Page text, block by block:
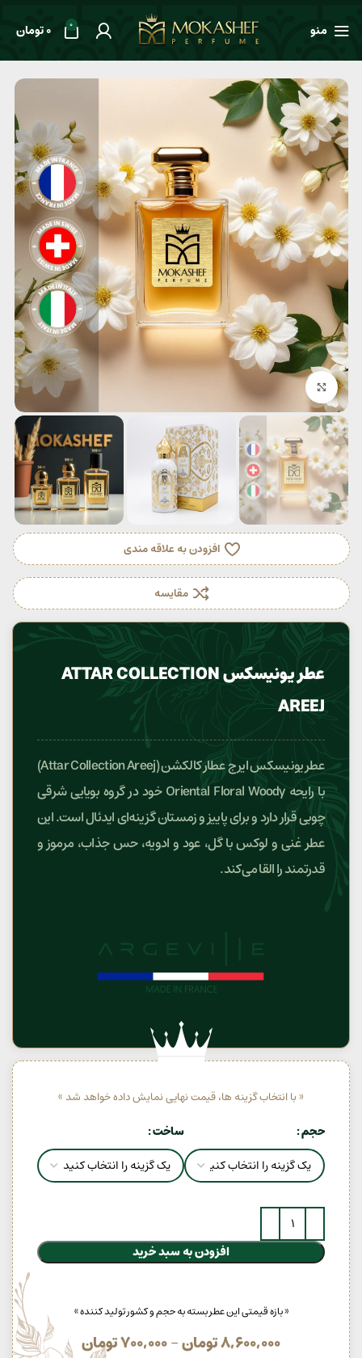
منو 0
0تومان
بزرگنمایی تصویر
افزودن به علاقه مندی
مقایسه
عطر یونیسکس ATTAR COLLECTION
AREEJ
عطر یونیسکس ایرج عطار کالکشن (Attar Collection Areej)
با رایحه Oriental Floral Woody خود در گروه بویایی شرقی
چوبی قرار دارد و برای پاییز و زمستان گزینه‌ای ایدئال است. این
عطر غنی و لوکس با گل، عود و ادویه، حس جذاب، مرموز و
قدرتمند را القا می‌کند.
« با انتخاب گزینه ها، قیمت نهایی نمایش داده خواهد شد »
حجم ساخت
افزودن به سبد خرید
« بازه قیمتی این عطر بسته به حجم و کشور تولید کننده »
8,600,000تومان–
700,000تومان